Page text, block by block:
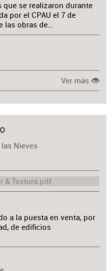
se realizaron durante
por el CPAU el 7 de
las obras de…
Ver más
Nieves
a la puesta en venta, por
de edificios